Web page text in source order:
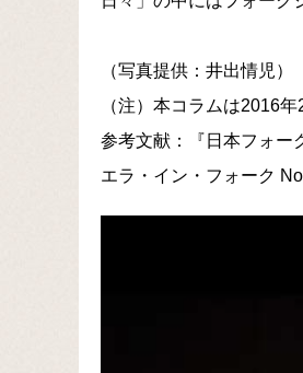
（写真提供：井出情児）
（注）本コラムは2016
参考文献：『日本フォー
エラ・イン・フォーク